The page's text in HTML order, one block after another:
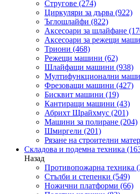
Стругове (274)
Циркуляри за дърва (922)
Ъглошлайфи (822)
Аксесоари за шлайфане
Аксесоари за режещи
Триони (468)
Режещи машини (62)
Шлайфащи машини (938)
Мултифункционални
Фрезоващи машини (427)
Бисквит машини (19)
Кантиращи машини (43)
Абрихт Щрайхмус (201)
Машини за полиране (204)
Шмиргели (201)
Рязане на строителни
Складова и подемна техника
Назад
Противопожарна техника
Стълби и степенки (549)
Ножични платформи (66)